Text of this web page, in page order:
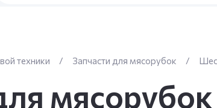
техники / Запчасти для мясорубок /
мясорубок